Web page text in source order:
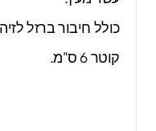
כולל חיבור ברזל
קוטר 6 ס"מ.